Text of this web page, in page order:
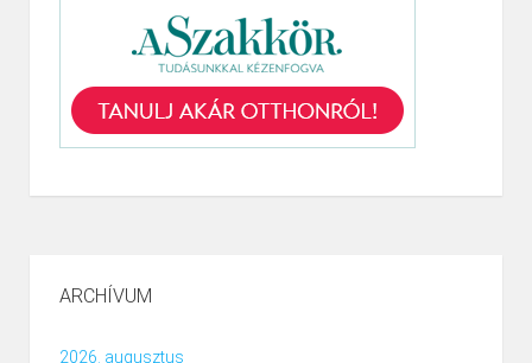
ARCHÍVUM
2026. augusztus